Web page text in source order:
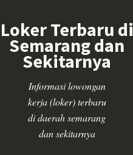
Loker Terbaru di
Semarang dan
Sekitarnya
Informasi lowongan
kerja (loker) terbaru
di daerah semarang
dan sekitarnya